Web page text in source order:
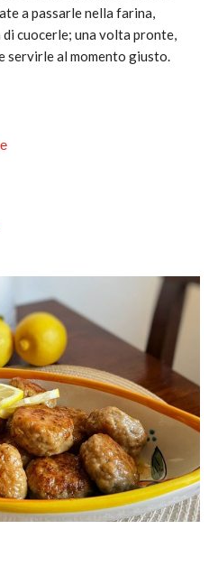
a passarle nella farina,
cuocerle; una volta pronte,
servirle al momento giusto.